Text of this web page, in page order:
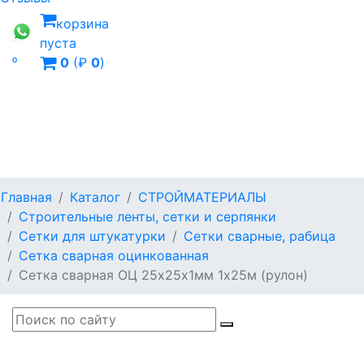

корзина
пуста
0 (₽ 0)
Главная Каталог
СТРОЙМАТЕРИАЛЫ
Строительные ленты, сетки и серпянки
Сетки для штукатурки
Сетки сварные, рабица
Сетка сварная оцинкованная
Сетка сварная ОЦ 25х25х1мм 1х25м (рулон)